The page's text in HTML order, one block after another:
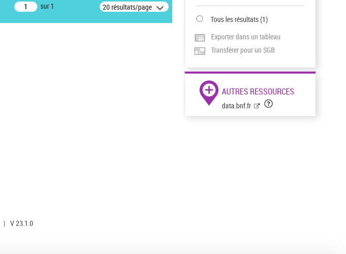
sur 1 20 résultats/page
Tous les résultats(1)
Exporter dans un tableau
Transférer pour un SGB
AUTRES RESSOURCES
data.bnf.fr
| V 23.1.0